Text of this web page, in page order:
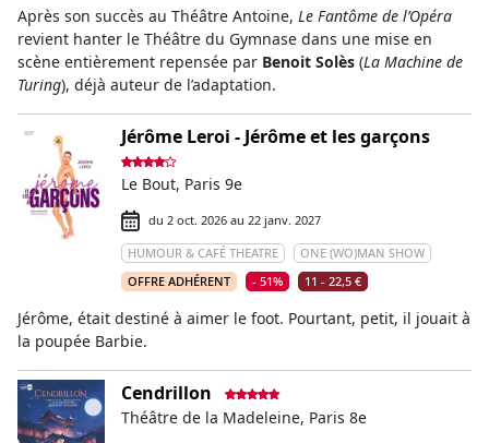
Après son succès au Théâtre Antoine, Le Fantôme de l’Opéra
revient hanter le Théâtre du Gymnase dans une mise en
scène entièrement repensée par Benoit Solès (La Machine de
Turing), déjà auteur de l’adaptation.
Jérôme Leroi - Jérôme et les garçons
Le Bout, Paris 9e
du 2 oct. 2026 au 22 janv. 2027
HUMOUR & CAFÉ THEATRE
ONE (WO)MAN SHOW
OFFRE ADHÉRENT
- 51% 11 - 22,5 €
Jérôme, était destiné à aimer le foot. Pourtant, petit, il jouait à
la poupée Barbie.
Cendrillon
Théâtre de la Madeleine, Paris 8e